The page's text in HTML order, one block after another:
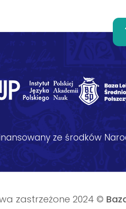
ze środków
zastrzeżone 2024 ©